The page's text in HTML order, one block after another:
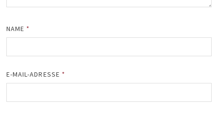
NAME *
E-MAIL-ADRESSE *